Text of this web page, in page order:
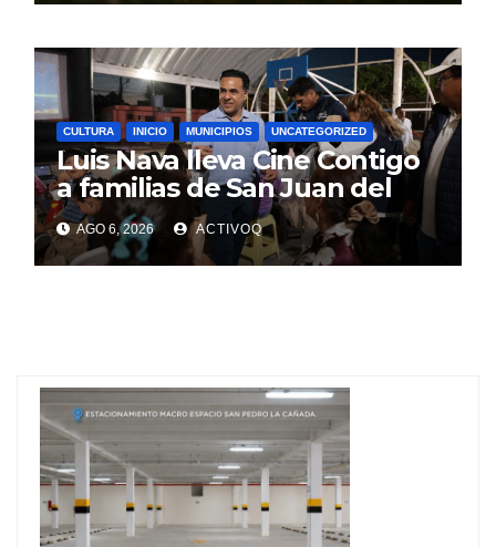
CULTURA INICIO MUNICIPIOS UNCATEGORIZED
Luis Nava lleva Cine Contigo
a familias de San Juan del
RíoAGO 6, 2026 ACTIVOQ